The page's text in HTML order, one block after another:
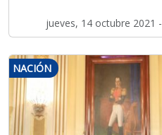
jueves, 14 octubre 2021 -
NACIÓN